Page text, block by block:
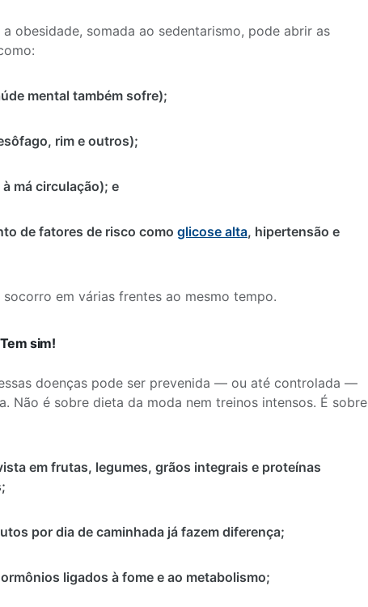
obesidade, somada ao sedentarismo, pode abrir as
mental também sofre);
rim e outros);
má circulação); e
de fatores de risco como glicose alta, hipertensão e
em várias frentes ao mesmo tempo.
sim!
doenças pode ser prevenida — ou até controlada —
Não é sobre dieta da moda nem treinos intensos. É sobre
em frutas, legumes, grãos integrais e proteínas
por dia de caminhada já fazem diferença;
ligados à fome e ao metabolismo;